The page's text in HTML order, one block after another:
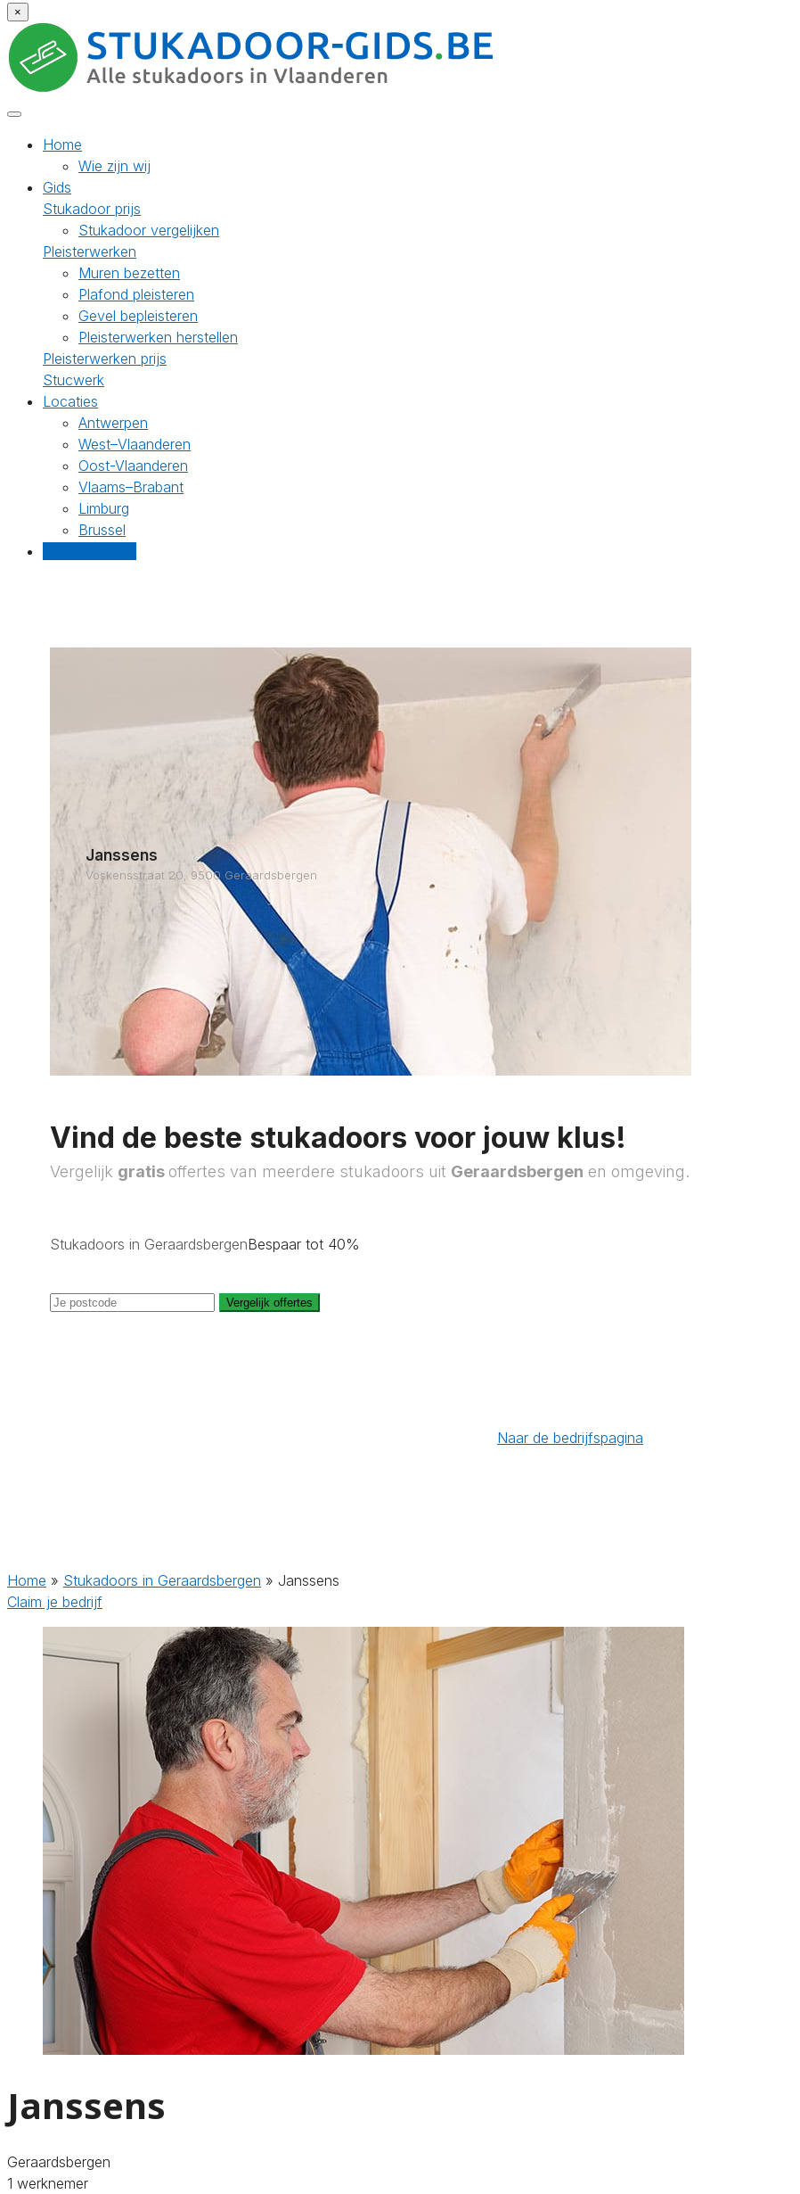
×
Home
Wie zijn wij
Gids
Stukadoor prijs
Stukadoor vergelijken
Pleisterwerken
Muren bezetten
Plafond pleisteren
Gevel bepleisteren
Pleisterwerken herstellen
Pleisterwerken prijs
Stucwerk
Locaties
Antwerpen
West–Vlaanderen
Oost-Vlaanderen
Vlaams–Brabant
Limburg
Brussel
Janssens
Voskensstraat 20, 9500 Geraardsbergen
Vind de beste stukadoors voor jouw klus!
Vergelijk gratis offertes van meerdere stukadoors uit Geraardsbergen en omgeving.
Stukadoors in GeraardsbergenBespaar tot 40%
Vergelijk offertes
Naar de bedrijfspagina
Home » Stukadoors in Geraardsbergen » Janssens
Claim je bedrijf
Janssens
Geraardsbergen
1 werknemer